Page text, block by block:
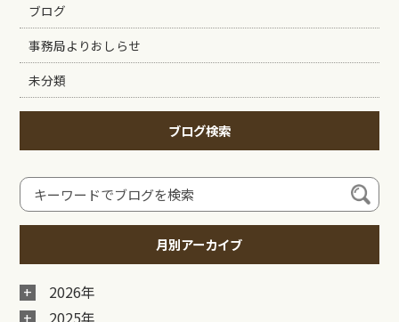
ブログ
事務局よりおしらせ
未分類
ブログ検索
月別アーカイブ
2026年